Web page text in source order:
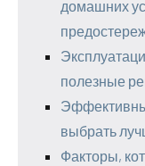
домашних
полезные
выбрать
Факторы,